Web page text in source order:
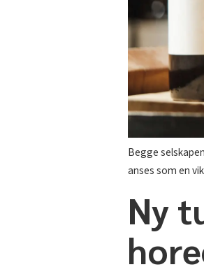
Begge
anses som en
Ny